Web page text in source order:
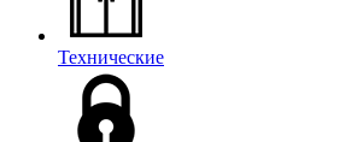
Технические